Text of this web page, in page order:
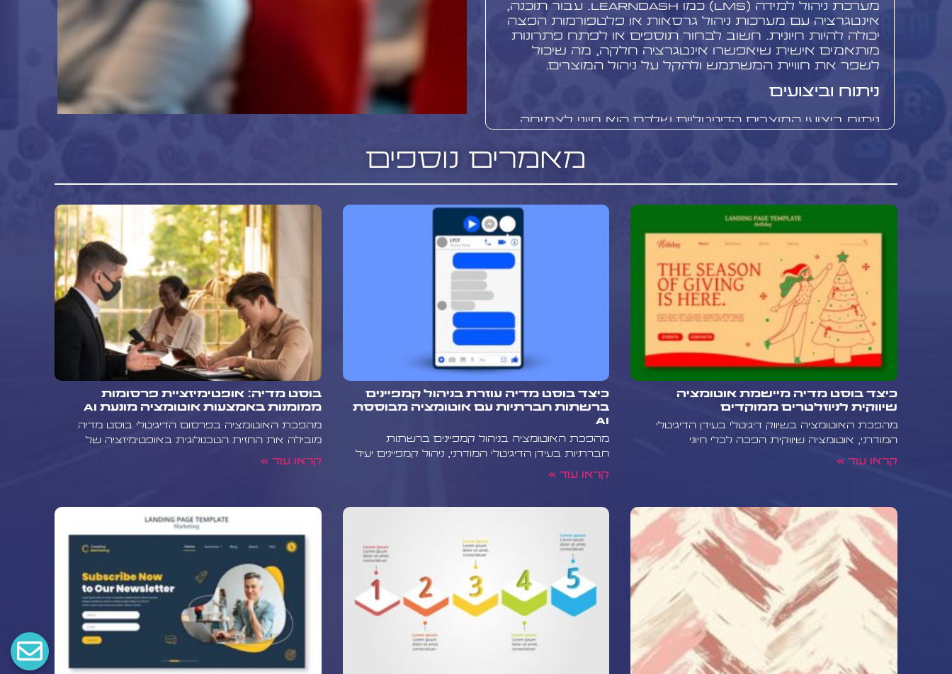
מערכת ניהול למידה (LMS) כמו LearnDash. עבור תוכנה,
אינטגרציה עם מערכות ניהול גרסאות או פלטפורמות הפצה
יכולה להיות חיונית. חשוב לבחור תוספים או לפתח פתרונות
מותאמים אישית שיאפשרו אינטגרציה חלקה, מה שיכול
לשפר את חוויית המשתמש ולהקל על ניהול המוצרים.
ניתוח וביצועים
ניתוח ביצועי המוצרים הדיגיטליים שלכם הוא חיוני לצמיחה
מכירות והורדות, אך שקלו להשתמש בכלים מתקדמים יותר
לניתוח מעמיק. Google Analytics, למשל, יכול לעזור
לכם להבין טוב יותר את התנהגות המשתמשים ואת
יכולים לספק תובנות על אופן השימוש באתר ולסייע בשיפור
חוויית המשתמש.
אסטרטגיות שיווק לפיסביליות
שיווק מוצרים דיגיטליים דורש גישה ייחודית.
פרסום בפייסבוק
יכולים להיות אפקטיביים במיוחד עבור
מוצרים דיגיטליים, מכיוון שהם מאפשרים פילוח קהל מדויק.
שקלו להשתמש בתוכן שיווקי כמו סרטוני הדגמה, גרסאות
ניסיון מוגבלות, או וובינרים כדי להדגים את הערך של המוצרים
הדיגיטליים שלכם. בנוסף,שיווק באינסטגרם
יכול להיות יעיל
במיוחד עבור מוצרים ויזואליים כמו תבניות עיצוב או קורסי
צילום.
שירותי בוסט מדיה לניהול מוצרים דיגיטליים
בוסט מדיה מציעה מגוון שירותים מקיפים לניהול ושיווק
מוצרים דיגיטליים ב-WooCommerce. הצוות המקצועי
שלנו מתמחה בהקמת חנויות מוצרים דיגיטליים מתקדמות,
כולל אינטגרציה של מערכות אבטחה, ניהול רישיונות,
מותאמים אישית לאינטגרציה עם פלטפורמות חיצוניות
ומערכות ניהול תוכן, ומסייעים בפיתוח אסטרטגיות שיווק
ייחודיות למוצרים דיגיטליים. בנוסף, אנו מציעים שירותי ניתוח
נתונים מתקדמים ואופטימיזציה מתמדת כדי להבטיח את
הצלחת החנות הדיגיטלית שלכם.
לקחת את החנות הדיגיטלית שלכם לשלב הבא
הזדמנויות רבות, אך גם אתגרים ייחודיים. מאבטחת המוצרים
ועד לאסטרטגיות שיווק מתקדמות, כל היבט דורש תשומת
מאמרים נוספים
כיצד בוסט מדיה מיישמת אוטומציה
שיווקית לניוזלטרים ממוקדים
מהפכת האוטומציה בשיווק דיגיטלי בעידן הדיגיטלי
המודרני, אוטומציה שיווקית הפכה לכלי חיוני
קראו עוד »
כיצד בוסט מדיה עוזרת בניהול קמפיינים
ברשתות חברתיות עם אוטומציה מבוססת
AI
מהפכת האוטומציה בניהול קמפיינים ברשתות
חברתיות בעידן הדיגיטלי המודרני, ניהול קמפיינים יעיל
קראו עוד »
בוסט מדיה: אופטימיזציית פרסומות
ממומנות באמצעות אוטומציה מונעת AI
מהפכת האוטומציה בפרסום הדיגיטלי בוסט מדיה
מובילה את החזית הטכנולוגית באופטימיזציה של
קראו עוד »